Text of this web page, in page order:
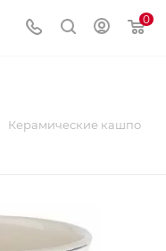
0
Керамические кашпо